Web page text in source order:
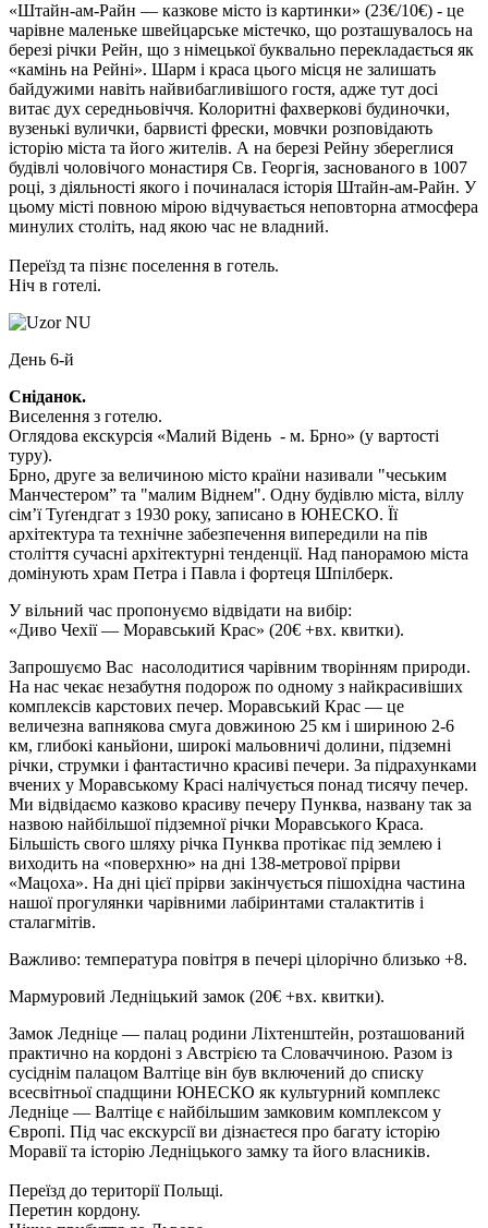
«Штайн-ам-Райн — казкове місто із картинки» (23€/10€) - це
чарівне маленьке швейцарське містечко, що розташувалось на
березі річки Рейн, що з німецької буквально перекладається як
«камінь на Рейні». Шарм і краса цього місця не залишать
байдужими навіть найвибагливішого гостя, адже тут досі
витає дух середньовіччя. Колоритні фахверкові будиночки,
вузенькі вулички, барвисті фрески, мовчки розповідають
історію міста та його жителів. А на березі Рейну збереглися
будівлі чоловічого монастиря Св. Георгія, заснованого в 1007
році, з діяльності якого і починалася історія Штайн-ам-Райн. У
цьому місті повною мірою відчувається неповторна атмосфера
минулих століть, над якою час не владний.
Переїзд та пізнє поселення в готель.
Ніч в готелі.
День 6-й
Сніданок.
Виселення з готелю.
Оглядова екскурсія «Малий Відень - м. Брно» (у вартості
туру).
Брно, друге за величиною місто країни називали "чеським
Манчестером” та "малим Віднем". Одну будівлю міста, віллу
сім’ї Туґендгат з 1930 року, записано в ЮНЕСКО. Її
архітектура та технічне забезпечення випередили на пів
століття сучасні архітектурні тенденції. Над панорамою міста
домінують храм Петра і Павла і фортеця Шпілберк.
У вільний час пропонуємо відвідати на вибір:
«Диво Чехії — Моравський Крас» (20€ +вх. квитки).
Запрошуємо Вас насолодитися чарівним творінням природи.
На нас чекає незабутня подорож по одному з найкрасивіших
комплексів карстових печер. Моравський Крас — це
величезна вапнякова смуга довжиною 25 км і шириною 2-6
км, глибокі каньйони, широкі мальовничі долини, підземні
річки, струмки і фантастично красиві печери. За підрахунками
вчених у Моравському Красі налічується понад тисячу печер.
Ми відвідаємо казково красиву печеру Пунква, названу так за
назвою найбільшої підземної річки Моравського Краса.
Більшість свого шляху річка Пунква протікає під землею і
виходить на «поверхню» на дні 138-метрової прірви
«Мацоха». На дні цієї прірви закінчується пішохідна частина
нашої прогулянки чарівними лабіринтами сталактитів і
сталагмітів.
Важливо: температура повітря в печері цілорічно близько +8.
Мармуровий Ледніцький замок (20€ +вх. квитки).
Замок Ледніце — палац родини Ліхтенштейн, розташований
практично на кордоні з Австрією та Словаччиною. Разом із
сусіднім палацом Валтіце він був включений до списку
всесвітньої спадщини ЮНЕСКО як культурний комплекс
Ледніце — Валтіце є найбільшим замковим комплексом у
Європі. Під час екскурсії ви дізнаєтеся про багату історію
Моравії та історію Ледніцького замку та його власників.
Переїзд до території Польщі.
Перетин кордону.